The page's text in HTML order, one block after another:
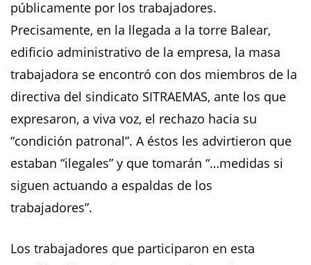
públicamente por los trabajadores.
Precisamente, en la llegada a la torre Balear,
edificio administrativo de la empresa, la masa
trabajadora se encontró con dos miembros de la
directiva del sindicato SITRAEMAS, ante los que
expresaron, a viva voz, el rechazo hacia su
“condición patronal”. A éstos les advirtieron que
estaban “ilegales” y que tomarán “…medidas si
siguen actuando a espaldas de los
trabajadores”.
Los trabajadores que participaron en esta